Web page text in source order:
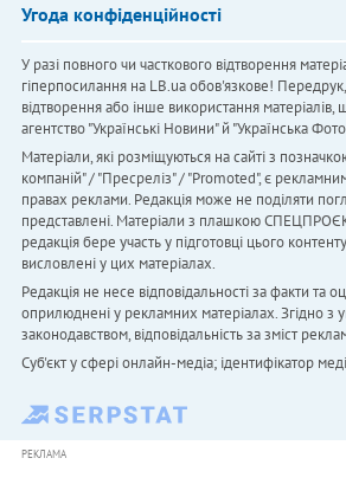
Угода конфіденційності
У разі повного чи часткового відтворення
гіперпосилання на LB.ua обов'язкове!
відтворення або інше використання матеріалів,
агентство "Українськi Новини" й "Українська
Матеріали, які розміщуються на сайті з
компаній" / "Пресреліз" / "Promoted", є
правах реклами. Редакція може не поділяти
представлені. Матеріали з плашкою
редакція бере участь у підготовці цього
висловлені у цих матеріалах.
Редакція не несе відповідальності за факти та
оприлюднені у рекламних матеріалах. Згідно з
законодавством, відповідальність за зміст
Cуб'єкт у сфері онлайн-медіа; ідентифікатор
РЕКЛАМА